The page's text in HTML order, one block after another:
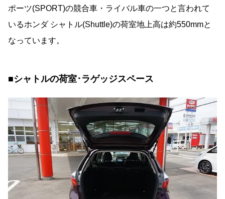
ポーツ(SPORT)の競合車・ライバル車の一つと言われて
いるホンダ シャトル(Shuttle)の荷室地上高は約550mmと
なっています。
■シャトルの荷室･ラゲッジスペース